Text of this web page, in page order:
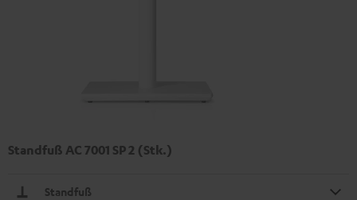
Standfuß AC 7001 SP 2 (Stk.)
Standfuß